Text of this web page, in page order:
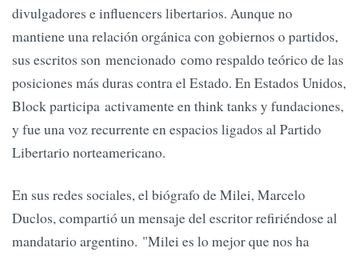
divulgadores e influencers libertarios. Aunque no
mantiene una relación orgánica con gobiernos o partidos,
sus escritos son mencionado como respaldo teórico de las
posiciones más duras contra el Estado. En Estados Unidos,
Block participa activamente en think tanks y fundaciones,
y fue una voz recurrente en espacios ligados al Partido
Libertario norteamericano.
En sus redes sociales, el biógrafo de Milei, Marcelo
Duclos, compartió un mensaje del escritor refiriéndose al
mandatario argentino. "Milei es lo mejor que nos ha